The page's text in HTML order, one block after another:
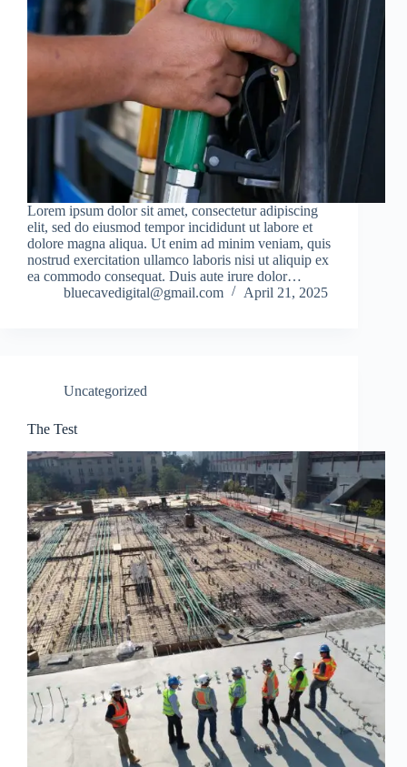
Lorem ipsum dolor sit amet, consectetur adipiscing
elit, sed do eiusmod tempor incididunt ut labore et
dolore magna aliqua. Ut enim ad minim veniam, quis
nostrud exercitation ullamco laboris nisi ut aliquip ex
ea commodo consequat. Duis aute irure dolor…
bluecavedigital@gmail.com
April 21, 2025
Uncategorized
The Test